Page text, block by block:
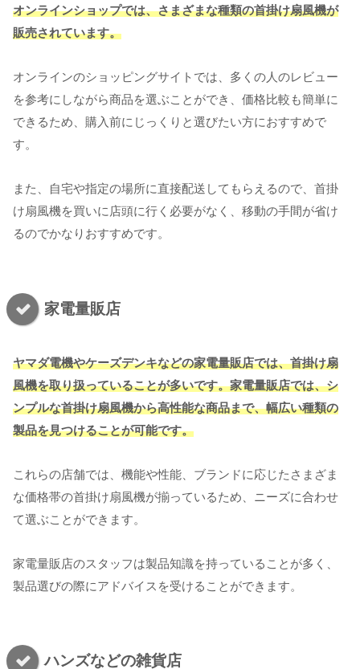
オンラインショップでは、さまざまな種類の首掛け扇風機が
販売されています。
オンラインのショッピングサイトでは、多くの人のレビュー
を参考にしながら商品を選ぶことができ、価格比較も簡単に
できるため、購入前にじっくりと選びたい方におすすめで
す。
また、自宅や指定の場所に直接配送してもらえるので、首掛
け扇風機を買いに店頭に行く必要がなく、移動の手間が省け
るのでかなりおすすめです。
家電量販店
ヤマダ電機やケーズデンキなどの家電量販店では、首掛け扇
風機を取り扱っていることが多いです。家電量販店では、シ
ンプルな首掛け扇風機から高性能な商品まで、幅広い種類の
製品を見つけることが可能です。
これらの店舗では、機能や性能、ブランドに応じたさまざま
な価格帯の首掛け扇風機が揃っているため、ニーズに合わせ
て選ぶことができます。
家電量販店のスタッフは製品知識を持っていることが多く、
製品選びの際にアドバイスを受けることができます。
ハンズなどの雑貨店